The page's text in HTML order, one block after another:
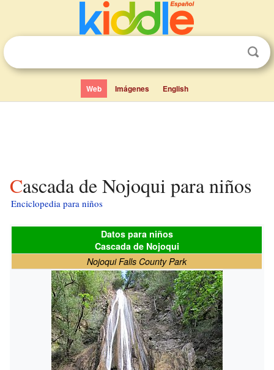
Web Imágenes English
Cascada de Nojoqui para niños
Enciclopedia para niños
Datos para niños
Cascada de Nojoqui
Nojoqui Falls County Park